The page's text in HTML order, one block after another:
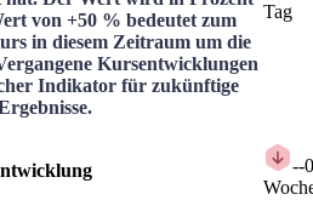
von +50 % bedeutet zum
in diesem Zeitraum um die
Kursentwicklungen
Indikator für zukünftige
Tag
--